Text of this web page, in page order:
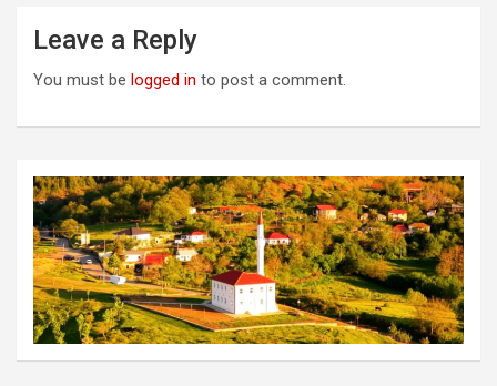
Leave a Reply
You must be logged in to post a comment.